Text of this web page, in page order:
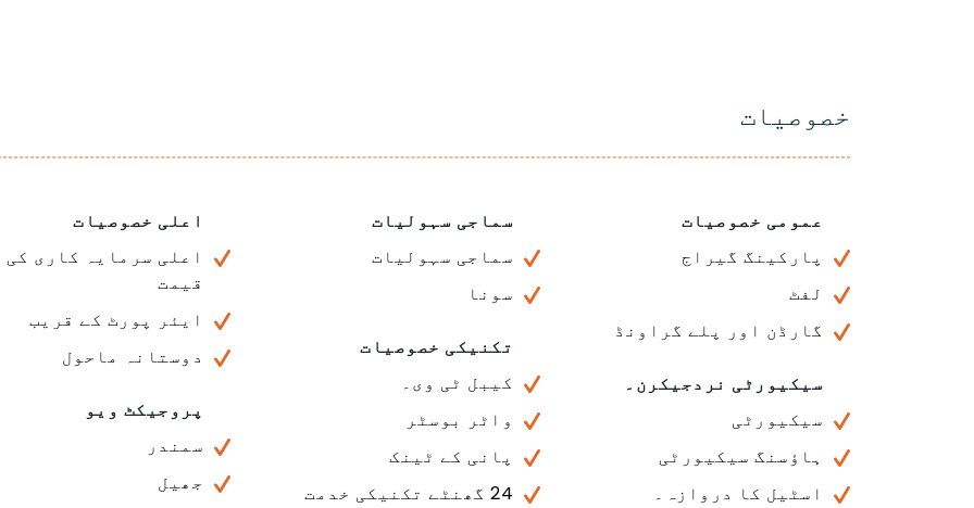
خصوصیات
عمومی خصوصیات
پارکینگ گیراج
لفٹ
گارڈن اور پلے گراونڈ
سیکیورٹی نردجیکرن۔
سیکیورٹی
ہاؤسنگ سیکیورٹی
اسٹیل کا دروازہ۔
سماجی سہولیات
سماجی سہولیات
سونا
تکنیکی خصوصیات
کیبل ٹی وی۔
واٹر بوسٹر
پانی کے ٹینک
24 گھنٹے تکنیکی خدمت
اعلی خصوصیات
اعلی سرمایہ کاری کی
قیمت
ایئر پورٹ کے قریب
دوستانہ ماحول
پروجیکٹ ویو
سمندر
جھیل